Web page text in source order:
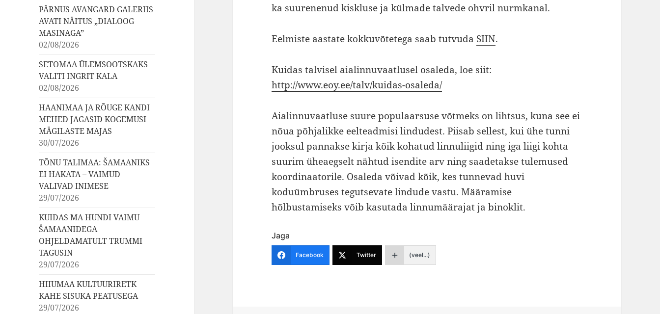
PÄRNUS AVANGARD GALERIIS
AVATI NÄITUS „DIALOOG
MASINAGA”
02/08/2026
SETOMAA ÜLEMSOOTSKAKS
VALITI INGRIT KALA
02/08/2026
HAANIMAA JA RÕUGE KANDI
MEHED JAGASID KOGEMUSI
MÄGILASTE MAJAS
30/07/2026
TÕNU TALIMAA: ŠAMAANIKS
EI HAKATA – VAIMUD
VALIVAD INIMESE
29/07/2026
KUIDAS MA HUNDI VAIMU
ŠAMAANIDEGA
OHJELDAMATULT TRUMMI
TAGUSIN
29/07/2026
HIIUMAA KULTUURIRETK
KAHE SISUKA PEATUSEGA
29/07/2026
ka suurenenud kiskluse ja külmade talvede ohvril nurmkanal.
Eelmiste aastate kokkuvõtetega saab tutvuda SIIN.
Kuidas talvisel aialinnuvaatlusel osaleda, loe siit:
http://www.eoy.ee/talv/kuidas-osaleda/
Aialinnuvaatluse suure populaarsuse võtmeks on lihtsus, kuna see ei
nõua põhjalikke eelteadmisi lindudest. Piisab sellest, kui ühe tunni
jooksul pannakse kirja kõik kohatud linnuliigid ning iga liigi kohta
suurim üheaegselt nähtud isendite arv ning saadetakse tulemused
koordinaatorile. Osaleda võivad kõik, kes tunnevad huvi
koduümbruses tegutsevate lindude vastu. Määramise
hõlbustamiseks võib kasutada linnumäärajat ja binoklit.
Jaga
Facebook Twitter (veel...)